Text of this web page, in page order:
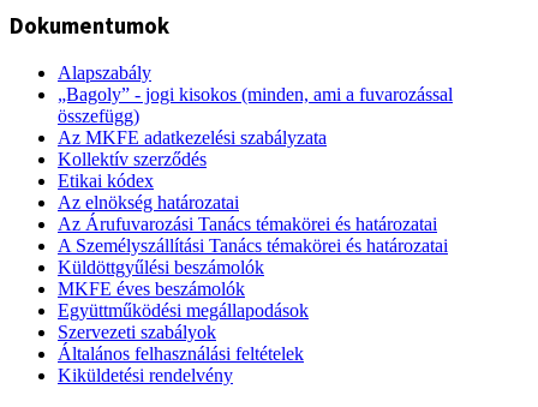
Dokumentumok
Alapszabály
„Bagoly” - jogi kisokos (minden, ami a fuvarozással
összefügg)
Az MKFE adatkezelési szabályzata
Kollektív szerződés
Etikai kódex
Az elnökség határozatai
Az Árufuvarozási Tanács témakörei és határozatai
A Személyszállítási Tanács témakörei és határozatai
Küldöttgyűlési beszámolók
MKFE éves beszámolók
Együttműködési megállapodások
Szervezeti szabályok
Általános felhasználási feltételek
Kiküldetési rendelvény